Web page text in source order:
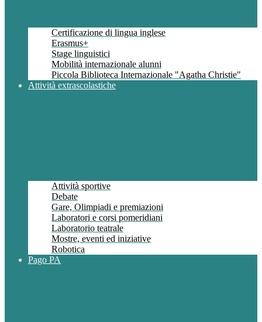
Certificazione di lingua inglese
Erasmus+
Stage linguistici
Mobilità internazionale alunni
Piccola Biblioteca Internazionale "Agatha Christie"
Attività extrascolastiche
Attività sportive
Debate
Gare, Olimpiadi e premiazioni
Laboratori e corsi pomeridiani
Laboratorio teatrale
Mostre, eventi ed iniziative
Robotica
Pago PA